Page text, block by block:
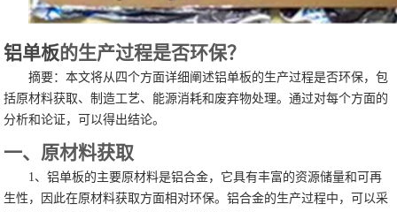
铝单板的生产过程是否环保？
摘要：本文将从四个方面详细阐述铝单板的生产过程是否环保，包
括原材料获取、制造工艺、能源消耗和废弃物处理。通过对每个方面的
分析和论证，可以得出结论。
一、原材料获取
1、铝单板的主要原材料是铝合金，它具有丰富的资源储量和可再
生性，因此在原材料获取方面相对环保。铝合金的生产过程中，可以采